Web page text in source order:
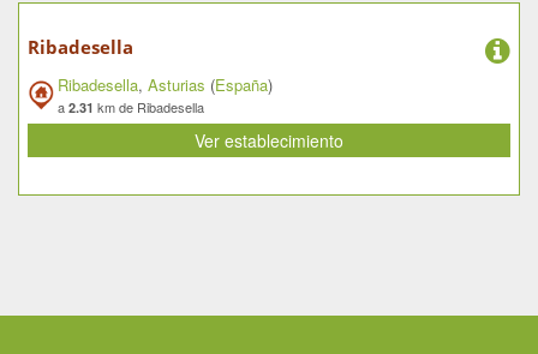
Ribadesella
Ribadesella, Asturias (España)
a 2.31 km de Ribadesella
Ver establecimiento